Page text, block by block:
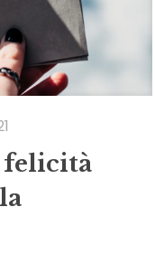
felicità